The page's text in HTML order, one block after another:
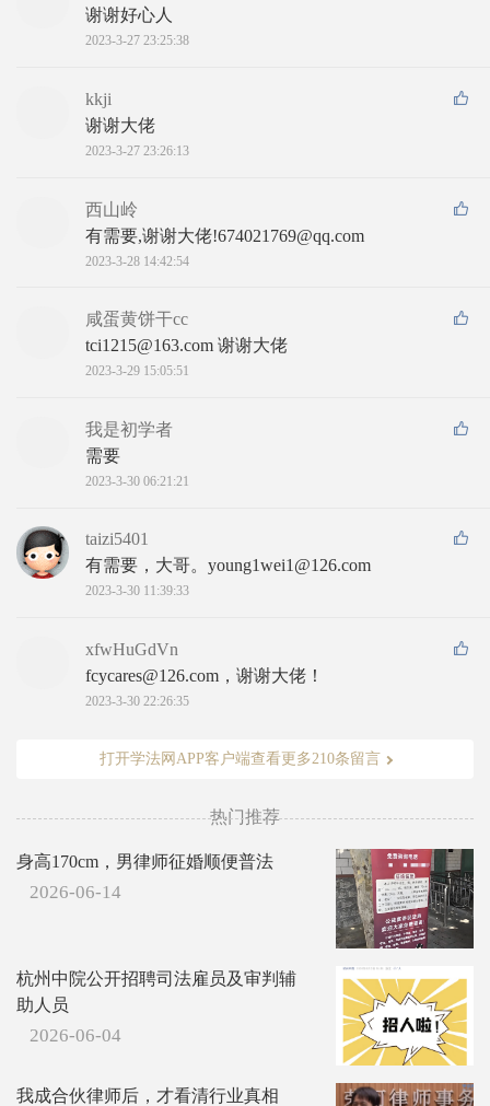
谢谢好心人
2023-3-27 23:25:38
kkji
谢谢大佬
2023-3-27 23:26:13
西山岭
有需要,谢谢大佬!674021769@qq.com
2023-3-28 14:42:54
咸蛋黄饼干cc
tci1215@163.com 谢谢大佬
2023-3-29 15:05:51
我是初学者
需要
2023-3-30 06:21:21
taizi5401
有需要，大哥。young1wei1@126.com
2023-3-30 11:39:33
xfwHuGdVn
fcycares@126.com，谢谢大佬！
2023-3-30 22:26:35
打开学法网APP客户端查看更多210条留言
热门推荐
身高170cm，男律师征婚顺便普法
2026-06-14
杭州中院公开招聘司法雇员及审判辅
助人员
2026-06-04
我成合伙律师后，才看清行业真相